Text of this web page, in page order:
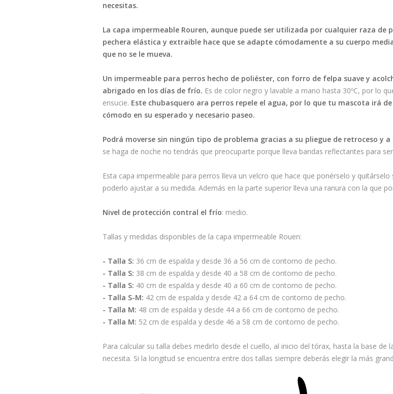
necesitas.
La capa impermeable Rouren, aunque puede ser utilizada por cualquier raza
pechera elástica y extraible hace que se adapte cómodamente a su cuerpo
que no se le mueva.
Un impermeable para perros hecho de poliéster, con forro de felpa suave y
abrigado en los días de frío. Es de color negro y lavable a mano hasta 30ºC, por lo
ensucie. Este chubasquero ara perros repele el agua, por lo que tu mascota irá
cómodo en su esperado y necesario paseo.
Podrá moverse sin ningún tipo de problema gracias a su pliegue de retroceso y
se haga de noche no tendrás que preocuparte porque lleva bandas reflectantes para
Esta capa impermeable para perros lleva un velcro que hace que ponérselo y
poderlo ajustar a su medida. Además en la parte superior lleva una ranura con la que
Nivel de protección contral el frío: medio.
Tallas y medidas disponibles de la capa impermeable Rouen:
- Talla S: 36 cm de espalda y desde 36 a 56 cm de contorno de pecho.
- Talla S: 38 cm de espalda y desde 40 a 58 cm de contorno de pecho.
- Talla S: 40 cm de espalda y desde 40 a 60 cm de contorno de pecho.
- Talla S-M: 42 cm de espalda y desde 42 a 64 cm de contorno de pecho.
- Talla M: 48 cm de espalda y desde 44 a 66 cm de contorno de pecho.
- Talla M: 52 cm de espalda y desde 46 a 58 cm de contorno de pecho.
Para calcular su talla debes medirlo desde el cuello, al inicio del tórax, hasta la base
necesita. Si la longitud se encuentra entre dos tallas siempre deberás elegir la más